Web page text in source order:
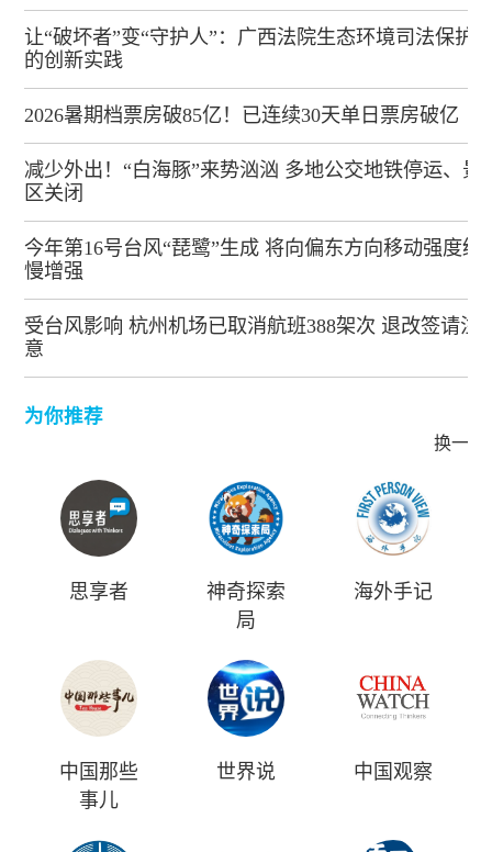
让“破坏者”变“守护人”：广西法院生态环境司法保护
的创新实践
2026暑期档票房破85亿！已连续30天单日票房破亿
减少外出！“白海豚”来势汹汹 多地公交地铁停运、景
区关闭
今年第16号台风“琵鹭”生成 将向偏东方向移动强度缓
慢增强
受台风影响 杭州机场已取消航班388架次 退改签请注
意
为你推荐
换一批
思享者
神奇探索
局
海外手记
中国那些
事儿
世界说 中国观察